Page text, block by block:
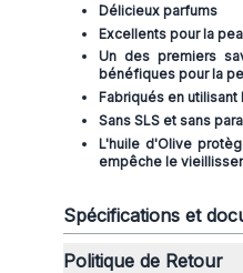
Délicieux parfums
Excellents pour la
Un des premiers
bénéfiques pour la
Fabriqués en
Sans SLS et sans
L'huile d'Olive
empêche le
Spécifications et
Politique de Retour